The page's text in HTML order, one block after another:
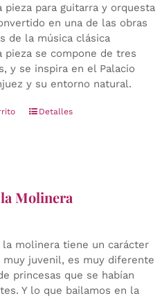
pieza para guitarra y orquesta
en una de las obras
de la música clásica
pieza se compone de tres
y se inspira en el Palacio
y su entorno natural.
Detalles
Molinera
la molinera tiene un carácter
muy juvenil, es muy diferente
princesas que se habían
Y lo que bailamos en la